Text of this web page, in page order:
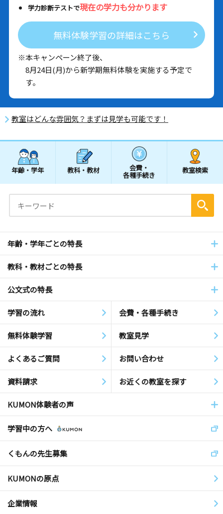
学力診断テストで現在の学力も分かります
無料体験学習の詳細はこちら
※本キャンペーン終了後、
8月24日(月)から新学期無料体験を実施する予定で
す。
教室はどんな雰囲気？まずは見学も可能です！
年齢・学年 教科・教材 会費・
各種手続き
教室検索
年齢・学年ごとの特長
教科・教材ごとの特長
公文式の特長
学習の流れ 会費・各種手続き
無料体験学習 教室見学
よくあるご質問 お問い合わせ
資料請求 お近くの教室を探す
KUMON体験者の声
学習中の方へ
くもんの先生募集
KUMONの原点
企業情報